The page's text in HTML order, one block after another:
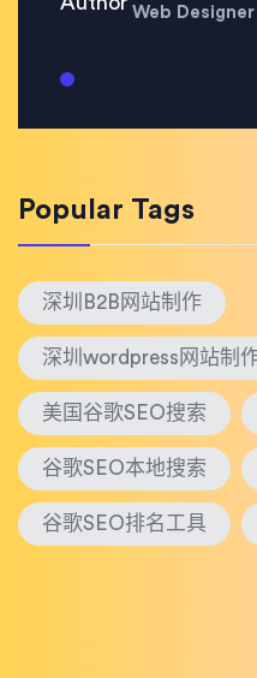
Web Designer
Popular Tags
深圳B2B网站制作
深圳wordpress网站制
美国谷歌SEO搜索
谷歌SEO本地搜索
谷歌SEO排名工具